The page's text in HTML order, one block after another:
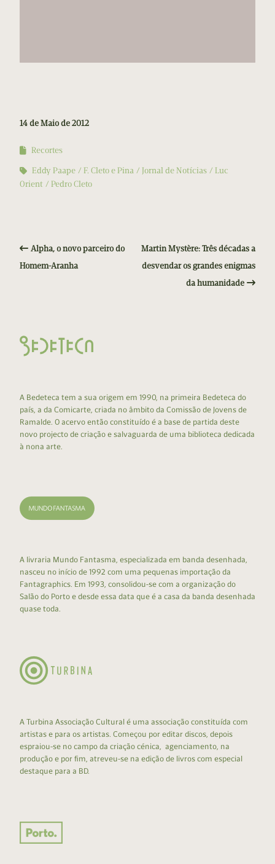
14 de Maio de 2012
Recortes
Eddy Paape
F. Cleto e Pina Jornal de Notícias
Luc
Orient
Pedro Cleto
Alpha, o novo parceiro do
Homem-Aranha
Martin Mystère: Três décadas a
desvendar os grandes enigmas
da humanidade
A Bedeteca tem a sua origem em 1990, na primeira Bedeteca do
país, a da Comicarte, criada no âmbito da Comissão de Jovens de
Ramalde. O acervo então constituído é a base de partida deste
novo projecto de criação e salvaguarda de uma biblioteca dedicada
à nona arte.
A livraria Mundo Fantasma, especializada em banda desenhada,
nasceu no início de 1992 com uma pequenas importação da
Fantagraphics. Em 1993, consolidou-se com a organização do
Salão do Porto e desde essa data que é a casa da banda desenhada
quase toda.
A Turbina Associação Cultural é uma associação constituída com
artistas e para os artistas. Começou por editar discos, depois
espraiou-se no campo da criação cénica, agenciamento, na
produção e por fim, atreveu-se na edição de livros com especial
destaque para a BD.